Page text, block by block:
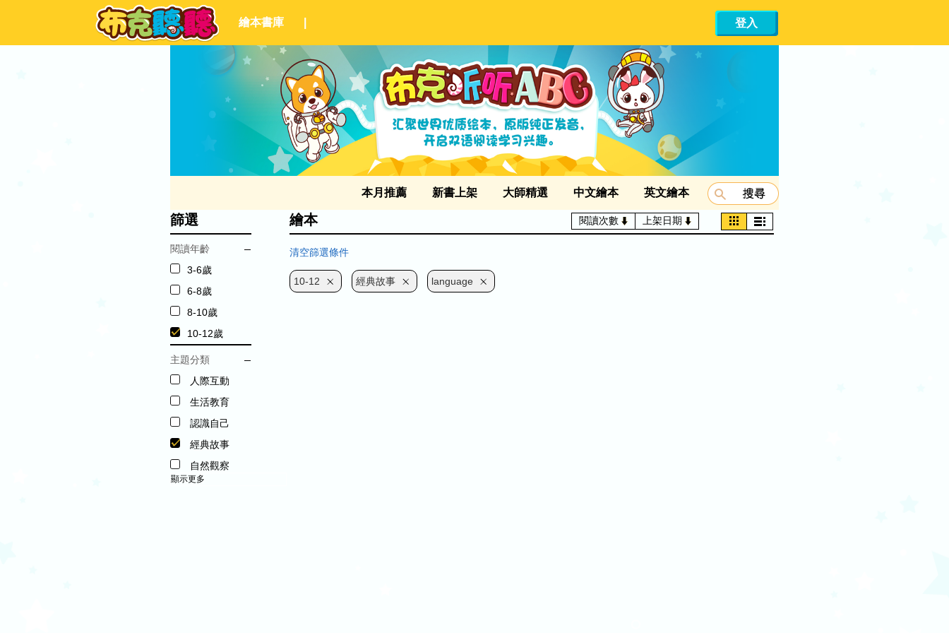
繪本書庫 登入
本月推薦 新書上架 大師精選 中文繪本 英文繪本
篩選
閱讀年齡
3-6歲
6-8歲
8-10歲
10-12歲
主題分類
人際互動
生活教育
認識自己
經典故事
自然觀察
顯示更多
繪本 閱讀次數 上架日期
清空篩選條件
10-12 經典故事 language